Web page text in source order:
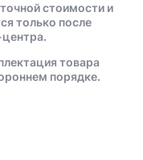
стоимости и
только после
товара
порядке.